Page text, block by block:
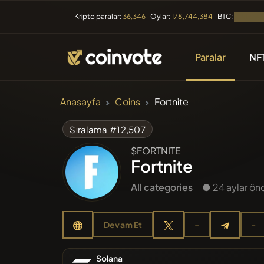
Kripto paralar:36,346 Oylar:178,744,384 BTC:
Paralar
Trendler
Ön
Anasayfa Coins Fortnite
Sıralama #12,507
$FORTNITE
Fortnite
All categories ● 24 aylar
Devam Et - -
Solana